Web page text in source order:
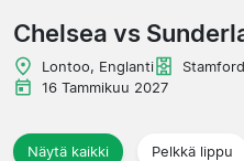
Joukkueet
Liigat
Matkatoimistoja
Chelsea vs
Lontoo, Englanti
16 Tammikuu 2027
Näytä kaikki Pelkkä lippu